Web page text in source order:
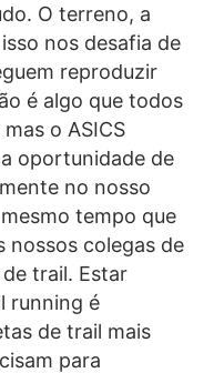
O terreno, a
nos desafia de
reproduzir
é algo que todos
o ASICS
oportunidade de
no nosso
tempo que
nossos colegas de
trail. Estar
running é
de trail mais
para